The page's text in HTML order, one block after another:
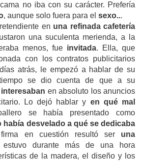
no iba con su carácter. Prefería
, aunque solo fuera para el sexo...
en una refinada cafetería
una suculenta merienda, a la
menos, fue invitada. Ella, que
con los contratos publicitarios
atrás, le empezó a hablar de su
se dio cuenta de que a su
en absoluto los anuncios
Lo dejó hablar y en qué mal
se había presentado como
había desvelado a qué se dedicaba
en cuestión resultó ser una
durante más de una hora
de la madera, el diseño y los